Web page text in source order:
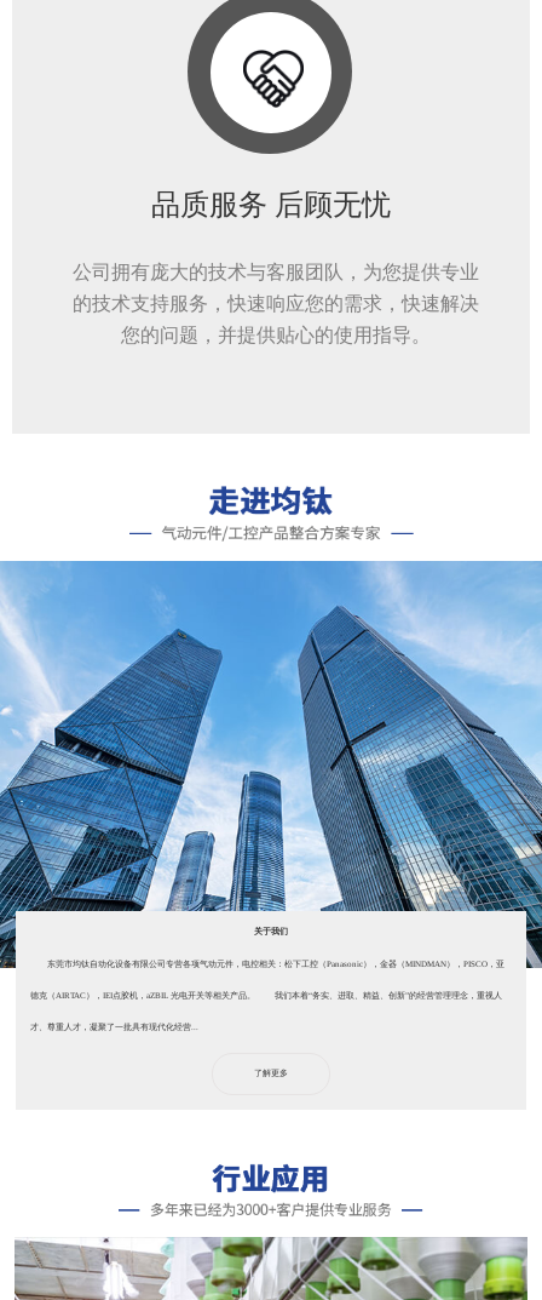
品质服务 后顾无忧
公司拥有庞大的技术与客服团队，为您提供专业
的技术支持服务，快速响应您的需求，快速解决
您的问题，并提供贴心的使用指导。
关于我们
东莞市均钛自动化设备有限公司专营各项气动元件，电控相关：松下工控（Panasonic），金器（MINDMAN），PISCO，亚
德克（AIRTAC），IEI点胶机，aZBIL 光电开关等相关产品。 我们本着“务实、进取、精益、创新”的经营管理理念，重视人
才、尊重人才，凝聚了一批具有现代化经营...
了解更多